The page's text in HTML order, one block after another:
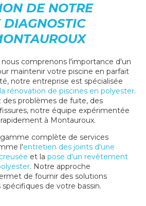
DE NOTRE
DIAGNOSTIC
nous comprenons l'importance d'un
maintenir votre piscine en parfait
notre entreprise est spécialisée
rénovation de piscines en polyester.
problèmes de fuite, des
notre équipe expérimentée
à Montauroux.
complète de services
l'entretien des joints d'une
et la pose d'un revêtement
. Notre approche
de fournir des solutions
de votre bassin.